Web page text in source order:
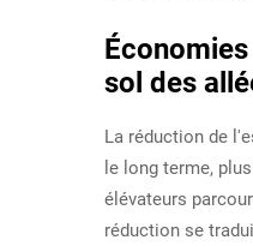
sol des
La réduction de
le long terme,
élévateurs
réduction se